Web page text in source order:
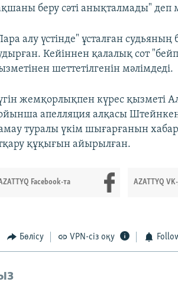
беру сәті анықталмады" деп
алу үстінде" ұсталған
Кейіннен қалалық сот
шеттетілгенін мәлімдеді.
жемқорлықпен күрес қызметі
апелляция алқасы
туралы үкім шығарғанын
құқығын айырылған.
Facebook-та AZATTYQ
Бөлісу VPN-сіз оқу